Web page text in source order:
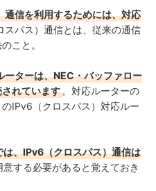
信を利用するためには、対応
スパス）通信とは、従来の通信
こと。
ターは、NEC・バッファロー
れています 。対応ルーターの
IPv6（クロスパス）対応ルー
、IPv6（クロスパス）通信は
する必要があると覚えておき